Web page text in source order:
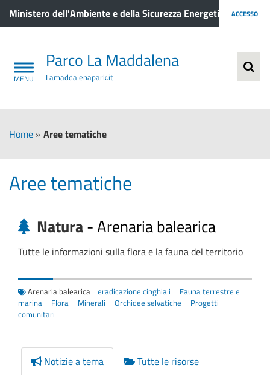
Ministero dell'Ambiente e della Sicurezza Energetica ACCESSO
Parco La Maddalena
Lamaddalenapark.it
Home » Aree tematiche
Aree tematiche
Natura-Arenaria balearica
Tutte le informazioni sulla flora e la fauna del territorio
Arenaria balearica eradicazione cinghiali
Fauna terrestre e
marina
Flora Minerali Orchidee selvatiche
Progetti
comunitari
Notizie a tema
Tutte le risorse